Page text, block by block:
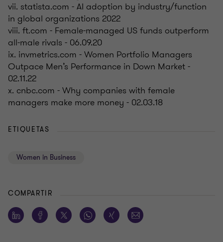
vii. statista.com - AI adoption by industry/function
in global organizations 2022
viii. ft.com - Female-managed US funds outperform
all-male rivals - 06.09.20
ix. invmetrics.com - Women Portfolio Managers
Outpace Men’s Performance in Down Market -
02.11.22
x. cnbc.com - Why companies with female
managers make more money - 02.03.18
ETIQUETAS
Women in Business
COMPARTIR